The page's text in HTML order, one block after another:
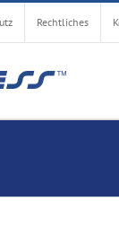
Rechtliches